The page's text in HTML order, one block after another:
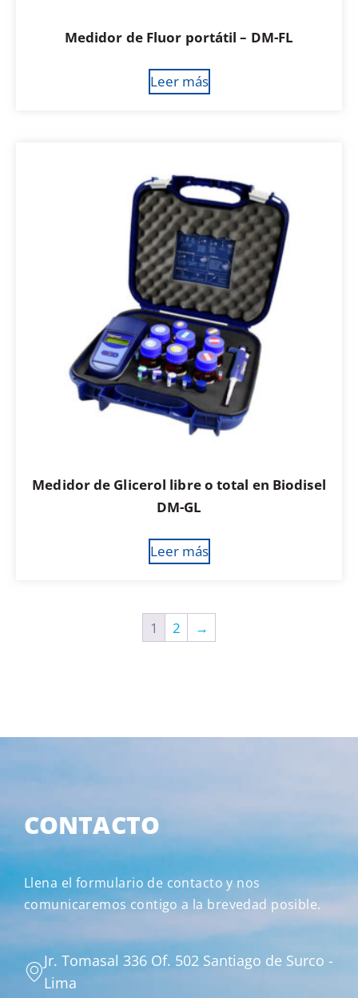
Medidor de Fluor portátil – DM-FL
Leer más
Medidor de Glicerol libre o total en Biodisel
DM-GL
Leer más
1 2 →
CONTACTO
Llena el formulario de contacto y nos
comunicaremos contigo a la brevedad posible.
Jr. Tomasal 336 Of. 502 Santiago de Surco -
Lima